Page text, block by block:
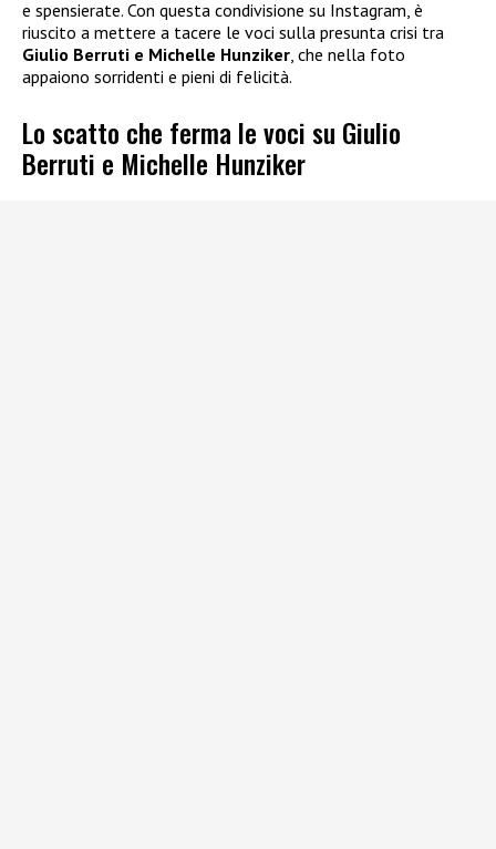
e spensierate. Con questa condivisione su Instagram, è
riuscito a mettere a tacere le voci sulla presunta crisi tra
Giulio Berruti e Michelle Hunziker , che nella foto
appaiono sorridenti e pieni di felicità.
Lo scatto che ferma le voci su Giulio
Berruti e Michelle Hunziker